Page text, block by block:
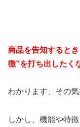
商品を告知すると
徴”を打ち出したく
わかります、その気
しかし、機能や特